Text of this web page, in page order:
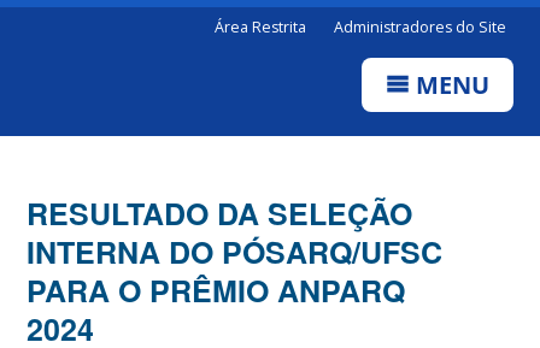
Área Restrita Administradores do Site
MENU
RESULTADO DA SELEÇÃO
INTERNA DO PÓSARQ/UFSC
PARA O PRÊMIO ANPARQ
2024